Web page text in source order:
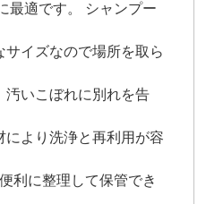
最適です。 シャンプー
イズなので場所を取ら
汚いこぼれに別れを告
より洗浄と再利用が容
利に整理して保管でき